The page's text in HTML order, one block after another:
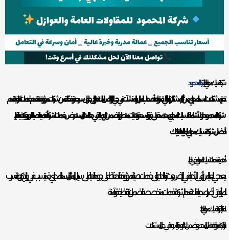
شركة تسليك مجاري بالعليا –شركة المحمود
تعتبر مشكلات انسداد المجاري من أكثر المشاكل إزعاجًا التي قد تواجه أصحاب المنازل والمنشآت في حي العليا، الرياض. لذلك، تحتاج إلى حلول سريعة وفعّالة من شركات موثوقة تقدم خدمات احترافية. تقدم
شركة المحمود حلولاً شاملة لتسليك المجاري، معتمدة على خبرة واسعة وتقنيات متطورة تضمن نتائج مثالية. في هذا المقال، نستعرض خدمات الشركة، أهمية الصيانة الدورية، وكيفية اختيار
أفضل شركة تسليك مجاري بالعليا لتلبية احتياجاتك.
أهمية خدمات تسليك المجاري في العليا :
يعد حي العليا من أرقى الأحياء في الرياض، حيث تزداد الحاجة إلى خدمات صيانة موثوقة للحفاظ على جودة الحياة. على سبيل المثال، انسداد المجاري قد يتسبب في روائح كريهة، تسرب
المياه، أو حتى أضرار صحية. لذلك، تقدم الشركة خدمات متخصصة لضمان بيئة نظيفة وآمنة.
لماذا تختار شركة تسليك مجاري بالعليا؟
اختيار شركة موثوقة مثل المحمود يضمن لك الجودة والسرعة في حل المشكلات.